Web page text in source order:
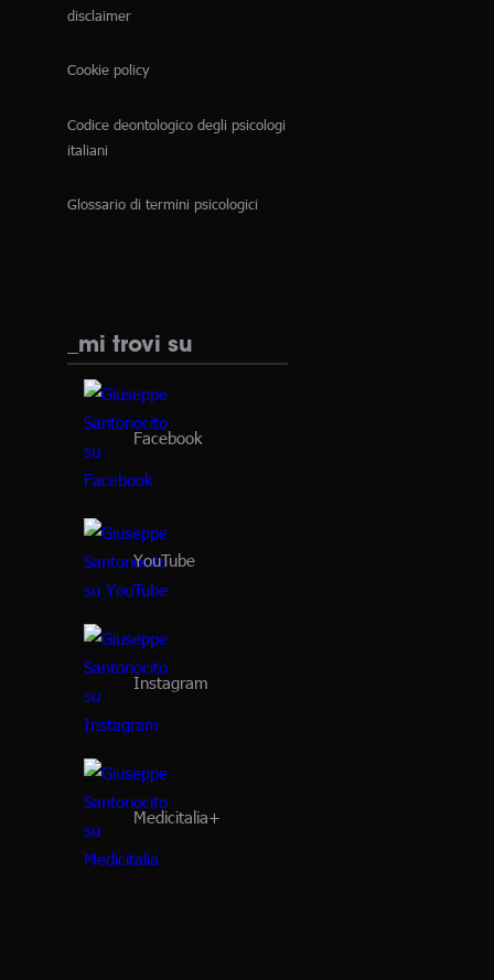
disclaimer
Cookie policy
Codice deontologico degli psicologi
italiani
Glossario di termini psicologici
_mi trovi su
Facebook
YouTube
Instagram
Medicitalia+